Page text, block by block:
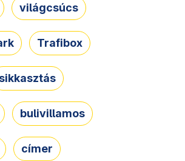
világcsúcs
Trafibox
sikkasztás
bulivillamos
címer